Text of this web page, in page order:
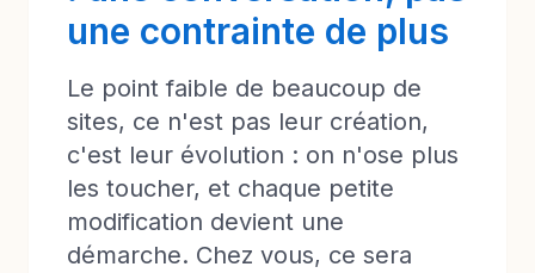
une contrainte de plus
Le point faible de beaucoup de
sites, ce n'est pas leur création,
c'est leur évolution : on n'ose plus
les toucher, et chaque petite
modification devient une
démarche. Chez vous, ce sera